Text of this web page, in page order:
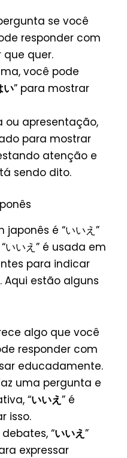
se você
responder com
que quer.
você pode
い” para mostrar
ou apresentação,
para mostrar
atenção e
sendo dito.
é “いいえ”
いいえ” é usada em
para indicar
estão alguns
algo que você
responder com
educadamente.
uma pergunta e
“いいえ” é
isso.
“いいえ”
expressar